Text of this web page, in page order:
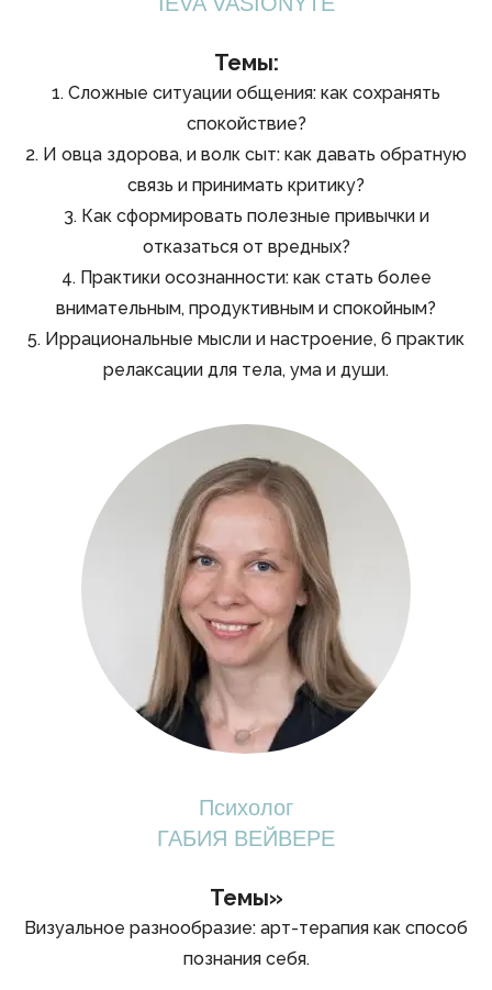
Темы:
1. Сложные ситуации общения: как сохранять
спокойствие?
2. И овца здорова, и волк сыт: как давать обратную
связь и принимать критику?
3. Как сформировать полезные привычки и
отказаться от вредных?
4. Практики осознанности: как стать более
внимательным, продуктивным и спокойным?
5. Иррациональные мысли и настроение, 6 практик
релаксации для тела, ума и души.
Психолог
ГАБИЯ ВЕЙВЕРЕ
Темы»
Визуальное разнообразие: арт-терапия как способ
познания себя.